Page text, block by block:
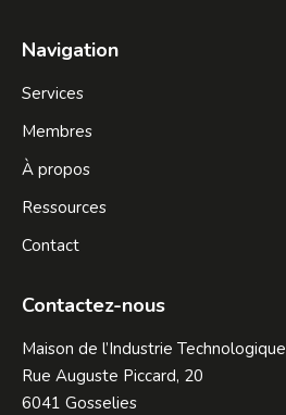
Navigation
Services
Membres
À propos
Ressources
Contact
Contactez-nous
Maison de l’Industrie Technologique
Rue Auguste Piccard, 20
6041 Gosselies